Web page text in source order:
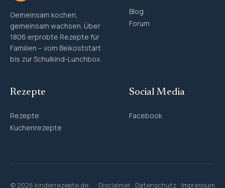
Gemeinsam kochen,
gemeinsam wachsen. Über
1806 erprobte Rezepte für
Familien – vom Beikoststart
bis zur Schulkind-Lunchbox.
Blog
Forum
Rezepte
Rezepte
Kuchenrezepte
Social Media
Facebook
© 2026 kinderrezepte.de Disclaimer · Datenschutz · Impressum